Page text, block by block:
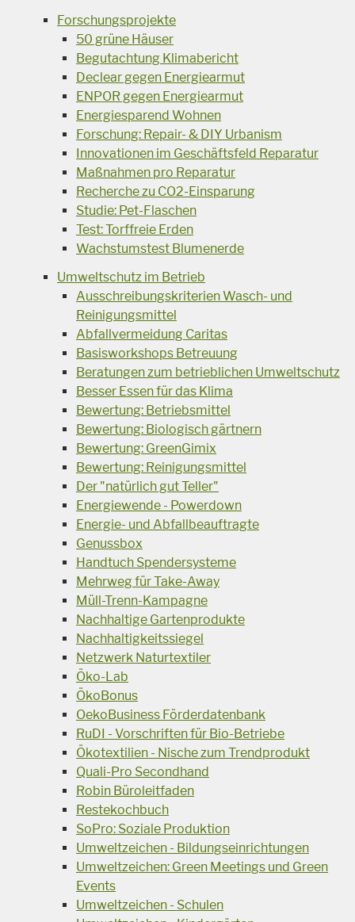
Forschungsprojekte
50 grüne Häuser
Begutachtung Klimabericht
Declear gegen Energiearmut
ENPOR gegen Energiearmut
Energiesparend Wohnen
Forschung: Repair- & DIY Urbanism
Innovationen im Geschäftsfeld Reparatur
Maßnahmen pro Reparatur
Recherche zu CO2-Einsparung
Studie: Pet-Flaschen
Test: Torffreie Erden
Wachstumstest Blumenerde
Umweltschutz im Betrieb
Ausschreibungskriterien Wasch- und
Reinigungsmittel
Abfallvermeidung Caritas
Basisworkshops Betreuung
Beratungen zum betrieblichen Umweltschutz
Besser Essen für das Klima
Bewertung: Betriebsmittel
Bewertung: Biologisch gärtnern
Bewertung: GreenGimix
Bewertung: Reinigungsmittel
Der "natürlich gut Teller"
Energiewende - Powerdown
Energie- und Abfallbeauftragte
Genussbox
Handtuch Spendersysteme
Mehrweg für Take-Away
Müll-Trenn-Kampagne
Nachhaltige Gartenprodukte
Nachhaltigkeitssiegel
Netzwerk Naturtextiler
Öko-Lab
ÖkoBonus
OekoBusiness Förderdatenbank
RuDI - Vorschriften für Bio-Betriebe
Ökotextilien - Nische zum Trendprodukt
Quali-Pro Secondhand
Robin Büroleitfaden
Restekochbuch
SoPro: Soziale Produktion
Umweltzeichen - Bildungseinrichtungen
Umweltzeichen: Green Meetings und Green
Events
Umweltzeichen - Schulen